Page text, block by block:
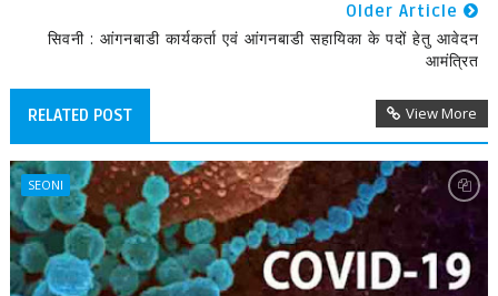
Older Article
सिवनी : आंगनबाडी कार्यकर्ता एवं आंगनबाडी सहायिका के पदों हेतु आवेदन
आमंत्रित
RELATED POST View More
SEONI